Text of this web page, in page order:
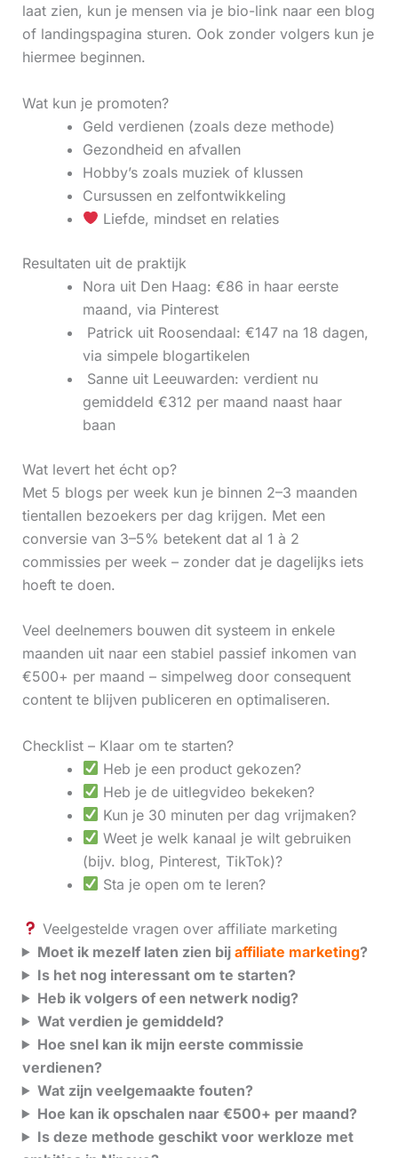
laat zien, kun je mensen via je bio-link naar een blog
of landingspagina sturen. Ook zonder volgers kun je
hiermee beginnen.
Wat kun je promoten?
Geld verdienen (zoals deze methode)
Gezondheid en afvallen
Hobby’s zoals muziek of klussen
Cursussen en zelfontwikkeling
Liefde, mindset en relaties
Resultaten uit de praktijk
Nora uit Den Haag: €86 in haar eerste
maand, via Pinterest
‍ Patrick uit Roosendaal: €147 na 18 dagen,
via simpele blogartikelen
‍ Sanne uit Leeuwarden: verdient nu
gemiddeld €312 per maand naast haar
baan
Wat levert het écht op?
Met 5 blogs per week kun je binnen 2–3 maanden
tientallen bezoekers per dag krijgen. Met een
conversie van 3–5% betekent dat al 1 à 2
commissies per week – zonder dat je dagelijks iets
hoeft te doen.
Veel deelnemers bouwen dit systeem in enkele
maanden uit naar een stabiel passief inkomen van
€500+ per maand – simpelweg door consequent
content te blijven publiceren en optimaliseren.
Checklist – Klaar om te starten?
Heb je een product gekozen?
Heb je de uitlegvideo bekeken?
Kun je 30 minuten per dag vrijmaken?
Weet je welk kanaal je wilt gebruiken
(bijv. blog, Pinterest, TikTok)?
Sta je open om te leren?
Veelgestelde vragen over affiliate marketing
Moet ik mezelf laten zien bij affiliate marketing?
Is het nog interessant om te starten?
Heb ik volgers of een netwerk nodig?
Wat verdien je gemiddeld?
Hoe snel kan ik mijn eerste commissie
verdienen?
Wat zijn veelgemaakte fouten?
Hoe kan ik opschalen naar €500+ per maand?
Is deze methode geschikt voor werkloze met